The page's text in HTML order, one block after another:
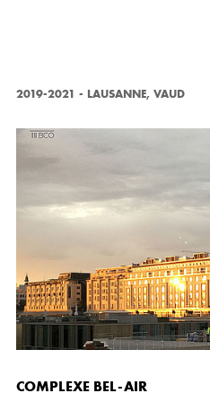
2019-2021 - LAUSANNE, VAUD
COMPLEXE BEL-AIR